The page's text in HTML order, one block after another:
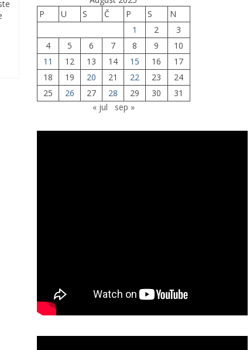
P
U S Č P S
N
1
2
3
4
5 6 7 8 9
10
11
12 13 14 15 16
17
18
19 20 21 22 23
24
25
26 27 28 29 30
31
« jul
sep »